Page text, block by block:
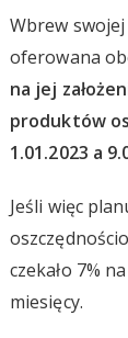
Wbrew
oferowana
na jej
produktów
1.01.2023 a
Jeśli więc
czekało 7%
miesięcy.